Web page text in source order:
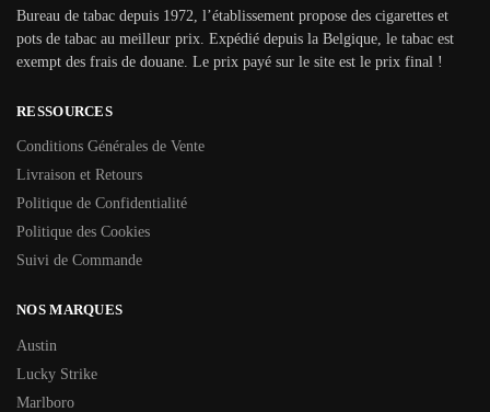
Bureau de tabac depuis 1972, l’établissement propose des cigarettes et
pots de tabac au meilleur prix. Expédié depuis la Belgique, le tabac est
exempt des frais de douane. Le prix payé sur le site est le prix final !
RESSOURCES
Conditions Générales de Vente
Livraison et Retours
Politique de Confidentialité
Politique des Cookies
Suivi de Commande
NOS MARQUES
Austin
Lucky Strike
Marlboro